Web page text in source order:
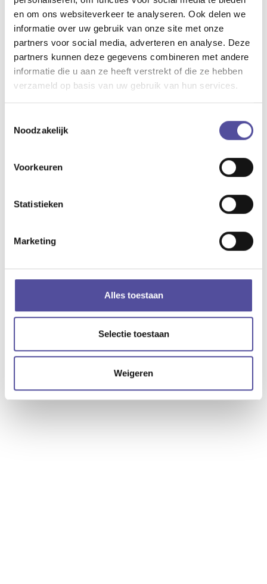
en om ons websiteverkeer te analyseren. Ook delen we
informatie over uw gebruik van onze site met onze
partners voor social media, adverteren en analyse. Deze
partners kunnen deze gegevens combineren met andere
informatie die u aan ze heeft verstrekt of die ze hebben
verzameld op basis van uw gebruik van hun services.
Noodzakelijk
Voorkeuren
Statistieken
Marketing
Alles toestaan
Selectie toestaan
Weigeren
Heb je vragen? Of
wil je even
binnenkijken?
met ons op
info@delaen.nl
deze woning